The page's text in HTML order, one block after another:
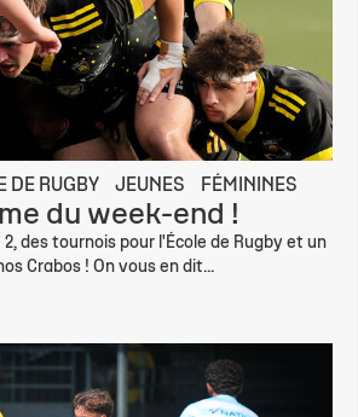
DE RUGBY JEUNES FÉMININES
du week-end !
des tournois pour l'École de Rugby et un
Crabos ! On vous en dit...